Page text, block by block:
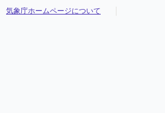
気象庁ホームページについて